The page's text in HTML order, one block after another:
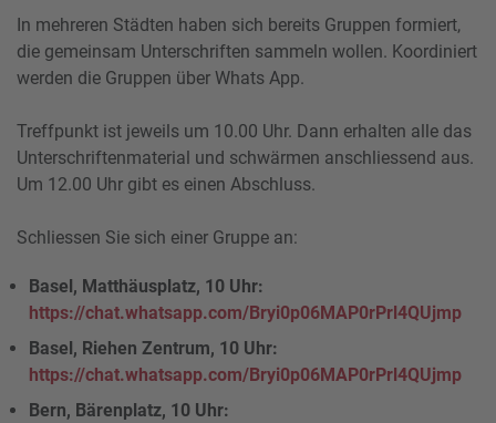
In mehreren Städten haben sich bereits Gruppen formiert,
die gemeinsam Unterschriften sammeln wollen. Koordiniert
werden die Gruppen über Whats App.
Treffpunkt ist jeweils um 10.00 Uhr. Dann erhalten alle das
Unterschriftenmaterial und schwärmen anschliessend aus.
Um 12.00 Uhr gibt es einen Abschluss.
Schliessen Sie sich einer Gruppe an:
Basel, Matthäusplatz, 10 Uhr:
https://chat.whatsapp.com/Bryi0p06MAP0rPrl4QUjmp
Basel, Riehen Zentrum, 10 Uhr:
https://chat.whatsapp.com/Bryi0p06MAP0rPrl4QUjmp
Bern, Bärenplatz, 10 Uhr: